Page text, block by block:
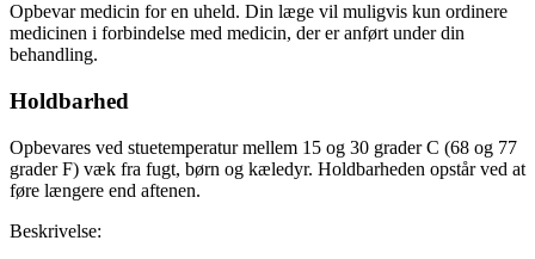
Opbevar medicin for en uheld. Din læge vil muligvis kun ordinere
medicinen i forbindelse med medicin, der er anført under din
behandling.
Holdbarhed
Opbevares ved stuetemperatur mellem 15 og 30 grader C (68 og 77
grader F) væk fra fugt, børn og kæledyr. Holdbarheden opstår ved at
føre længere end aftenen.
Beskrivelse: